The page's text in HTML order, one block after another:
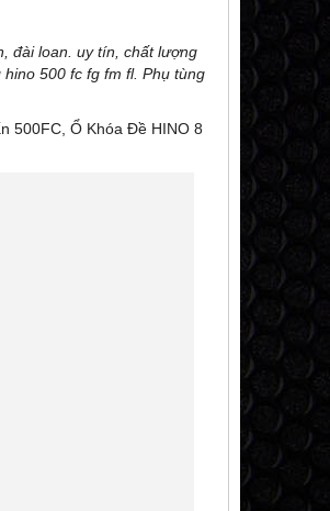
đài loan. uy tín, chất lượng
500 fc fg fm fl. Phụ tùng
500FC, Ổ Khóa Đề HINO 8